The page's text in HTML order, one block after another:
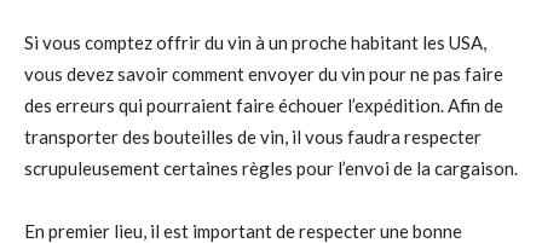
Si vous comptez offrir du vin à un proche habitant les USA,
vous devez savoir comment envoyer du vin pour ne pas faire
des erreurs qui pourraient faire échouer l’expédition. Afin de
transporter des bouteilles de vin, il vous faudra respecter
scrupuleusement certaines règles pour l’envoi de la cargaison.
En premier lieu, il est important de respecter une bonne